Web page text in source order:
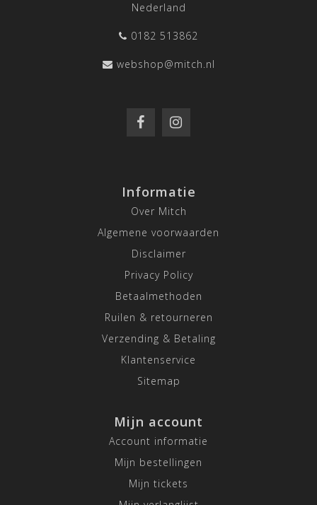
Nederland
0182 513862
webshop@mitch.nl
Informatie
Over Mitch
Algemene voorwaarden
Disclaimer
Privacy Policy
Betaalmethoden
Ruilen & retourneren
Verzending & Betaling
Klantenservice
Sitemap
Mijn account
Account informatie
Mijn bestellingen
Mijn tickets